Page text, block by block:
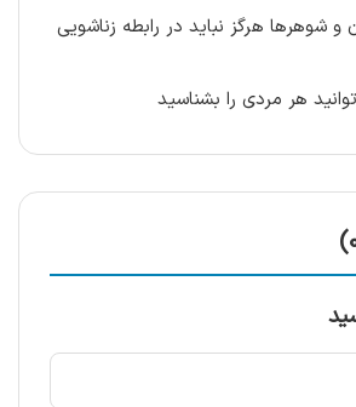
و شوهرها هرگز نباید در رابطه زناشویی